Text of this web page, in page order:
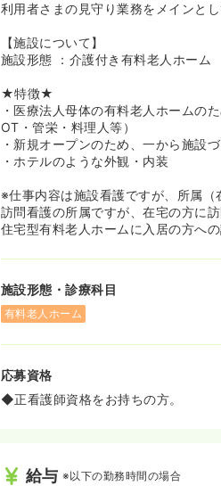
利用者さまの見守り業務をメインと
【施設について】
施設形態 ：介護付き有料老人ホーム
★特徴★
・医療法人母体の有料老人ホームの
OT・管栄・料理人等）
・新規オープンのため、一から施設
・ホテルのような外観・内装
※仕事内容は施設看護ですが、所属（
訪問看護の所属ですが、在宅の方に訪
住宅型有料老人ホームに入居の方へ
施設形態・診療科目
有料老人ホーム
応募資格
◆正看護師資格をお持ちの方。
給与 ※以下の勤務時間の場合